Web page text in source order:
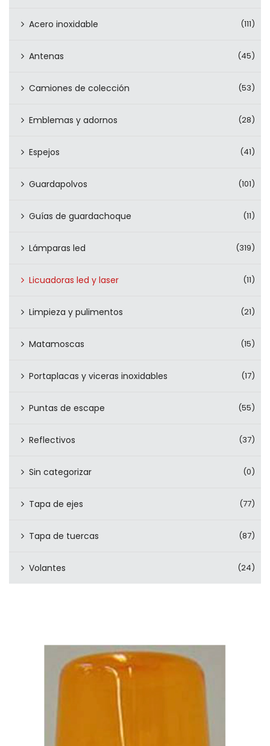
Acero inoxidable (111)
Antenas (45)
Camiones de colección (53)
Emblemas y adornos (28)
Espejos (41)
Guardapolvos (101)
Guías de guardachoque (11)
Lámparas led (319)
Licuadoras led y laser (11)
Limpieza y pulimentos (21)
Matamoscas (15)
Portaplacas y viceras inoxidables (17)
Puntas de escape (55)
Reflectivos (37)
Sin categorizar (0)
Tapa de ejes (77)
Tapa de tuercas (87)
Volantes (24)